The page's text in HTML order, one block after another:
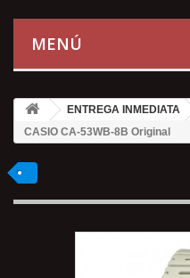
MENÚ
ENTREGA INMEDIATA
CASIO CA-53WB-8B Original